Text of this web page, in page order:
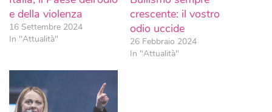
e della violenza
16 Settembre 2024
In "Attualità"
crescente: il vostro
odio uccide
26 Febbraio 2024
In "Attualità"